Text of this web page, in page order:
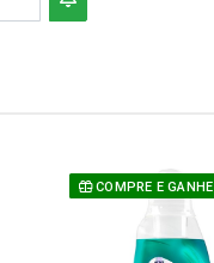
COMPRE E GANHE